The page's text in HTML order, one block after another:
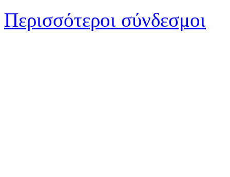
Περισσότεροι σύνδεσμοι